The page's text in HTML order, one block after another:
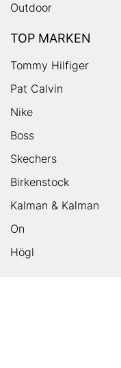
Outdoor
TOP MARKEN
Tommy Hilfiger
Pat Calvin
Nike
Boss
Skechers
Birkenstock
Kalman & Kalman
On
Högl